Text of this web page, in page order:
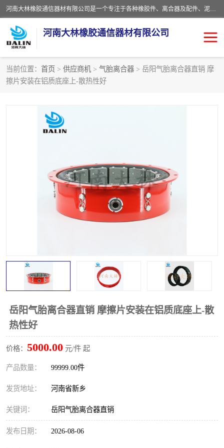
河南大林橡胶通信器材有限公司是一个专注于各种橡胶件、离合器及配件、泥浆泵及配件等产品设计制造和加工的企业。产品应用于矿山、冶金、石油、钢铁、化工、水泥、船舶、造纸、通用机械等各种大功率机械传动或制动装置。
河南大林橡胶通信器材有限公司
当前位置： 首页 > 供应商机 > 气胎离合器 > 岳阳气胎离合器直销 摩
擦片安装在铝质底座上-散热性好
岳阳气胎离合器直销 摩擦片安装在铝质底座上-散
热性好
价格： 5000.00 元/件 起
产品数量： 99999.00件
发货地址： 河南省新乡
关键词： 岳阳气胎离合器直销
发布日期： 2026-08-06
推盘离合器
VC离合器
PO隔膜离合器
DY隔膜式离合器 CB离合器
实芯轮胎